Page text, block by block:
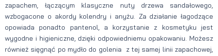
zapachem, łączącym klasyczne nuty drzewa sandałowego,
wzbogacone o akordy kolendry i anyżu. Za działanie łagodzące
opowiada ponadto pantenol, a korzystanie z kosmetyku jest
wygodne i higieniczne, dzięki odpowiedniemu opakowaniu. Możesz
również sięgnąć po mydło do golenia z tej samej linii zapachowej,